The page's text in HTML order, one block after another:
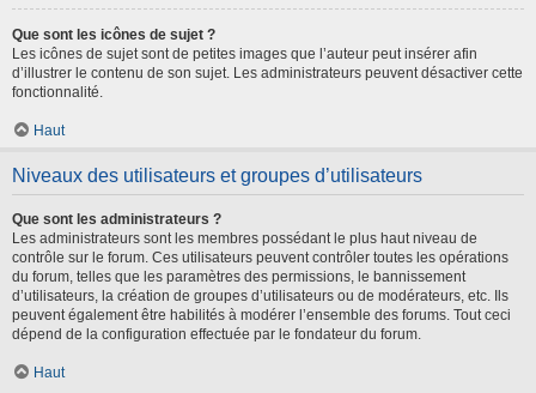
Que sont les icônes de sujet ?
Les icônes de sujet sont de petites images que l’auteur peut insérer afin
d’illustrer le contenu de son sujet. Les administrateurs peuvent désactiver cette
fonctionnalité.
Haut
Niveaux des utilisateurs et groupes d’utilisateurs
Que sont les administrateurs ?
Les administrateurs sont les membres possédant le plus haut niveau de
contrôle sur le forum. Ces utilisateurs peuvent contrôler toutes les opérations
du forum, telles que les paramètres des permissions, le bannissement
d’utilisateurs, la création de groupes d’utilisateurs ou de modérateurs, etc. Ils
peuvent également être habilités à modérer l’ensemble des forums. Tout ceci
dépend de la configuration effectuée par le fondateur du forum.
Haut